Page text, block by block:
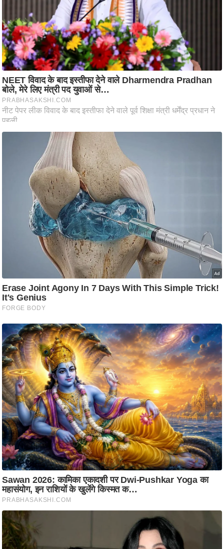
भू
मि
स्तं
भ
ए
म
.
आ
र
ध
र्म
ति
ष
प्र
भु
म
हि
मा
/
ध
र्म
स्थ
ल
व्र
त
त्यो
हा
र